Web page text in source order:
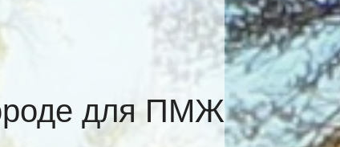
для ПМЖ